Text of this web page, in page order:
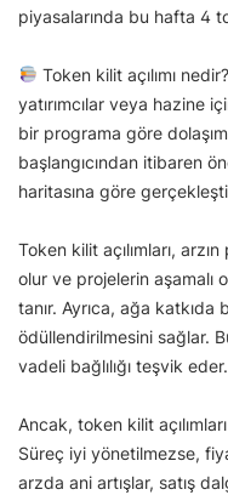
piyasalarında bu hafta 4
Token kilit açılımı
yatırımcılar veya hazine
bir programa göre
başlangıcından itibaren
haritasına göre
Token kilit açılımları,
olur ve projelerin aşamalı
tanır. Ayrıca, ağa katkıda
ödüllendirilmesini sağlar.
vadeli bağlılığı teşvik eder.
Ancak, token kilit
Süreç iyi yönetilmezse,
arzda ani artışlar, satış